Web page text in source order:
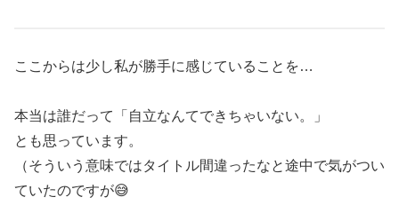
ここからは少し私が勝手に感じていることを…
本当は誰だって「自立なんてできちゃいない。」
とも思っています。
（そういう意味ではタイトル間違ったなと途中で気がつい
ていたのですが😅